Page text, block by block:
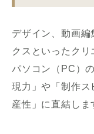
デザイン、動画編
クスといったク
パソコン（PC）
現力」や「制作ス
産性」に直結しま